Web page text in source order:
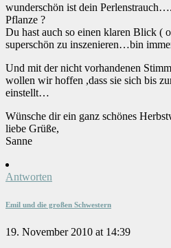
wunderschön ist dein
Pflanze ?
Du hast auch so einen klaren Blick (
superschön zu inszenieren…bin
Und mit der nicht vorhandenen
wollen wir hoffen ,dass sie sich bis
einstellt…
Wünsche dir ein ganz schönes
liebe Grüße,
Sanne
Antworten
Emil und die großen Schwestern
19. November 2010 at 14:39